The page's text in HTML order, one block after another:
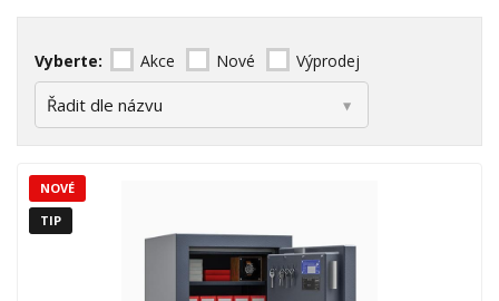
Vyberte: Akce Nové Výprodej
NOVÉ
TIP